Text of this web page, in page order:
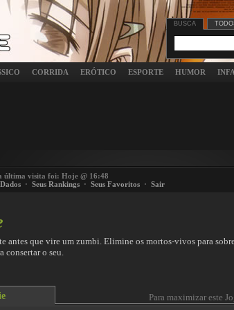
BUSCA
CORRIDA ERÓTICO ESPORTE HUMOR
última visita foi: Hoje @ 16:48
· Seus Rankings · Seus Favoritos · Sair
antes que vire um zumbi. Elimine os mortos-vivos para
consertar o seu.
Para maximizar este